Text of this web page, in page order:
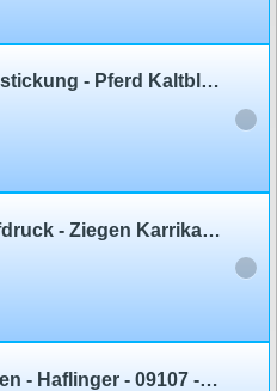
Kissen mit Einstickung - Pferd Kaltblut - kaltblütig - 11342 - Dekor Kissen
Kissen mit Aufdruck - Ziegen Karrikatur - 11348 - Gr. ca. 40 x 40 cm
Designer-Kissen - Haflinger - 09107 - Gr. ca. 40x40cm - Zierkissen Dekokissen - © Kollektion Bötzel